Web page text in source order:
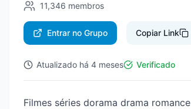
11,346 membros
Entrar no Grupo Copiar Link
Atualizado há 4 meses Verificado
Filmes séries dorama drama romance